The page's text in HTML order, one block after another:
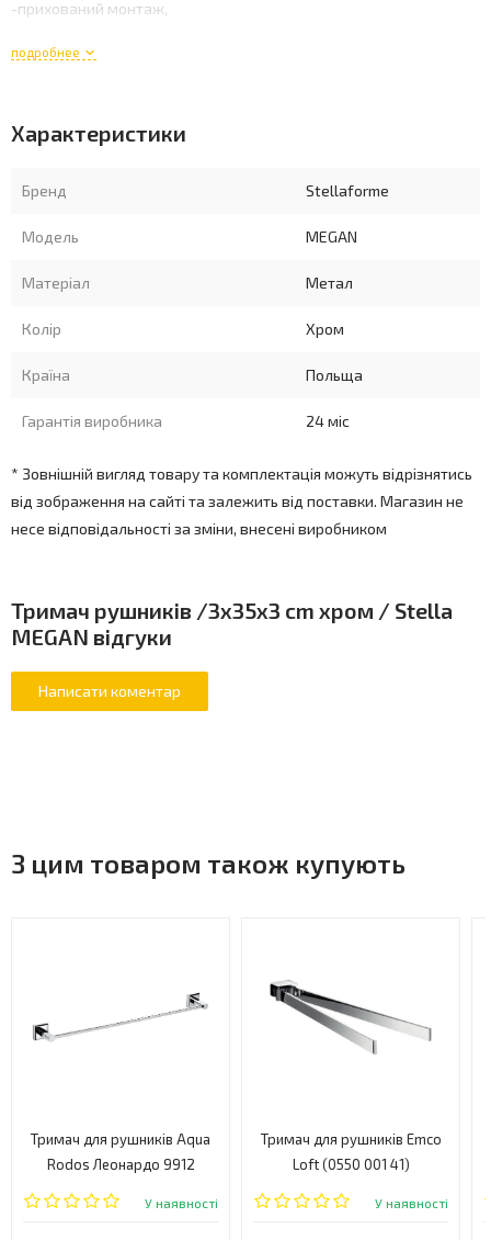
-прихований монтаж,
-набір для настінного кріплення входить в комплект (стандартні
подробнее
Характеристики
Бренд Stellaforme
Модель MEGAN
Матеріал Метал
Колір Хром
Країна Польща
Гарантія виробника 24 міс
* Зовнішній вигляд товару та комплектація можуть відрізнятись
від зображення на сайті та залежить від поставки. Магазин не
несе відповідальності за зміни, внесені виробником
Тримач рушників /3x35x3 cm хром / Stella
MEGAN відгуки
З цим товаром також купують
Тримач для рушників Aqua
Rodos Леонардо 9912
(АР000040550)
У наявності
Тримач для рушників Emco
Loft (0550 001 41)
У наявності